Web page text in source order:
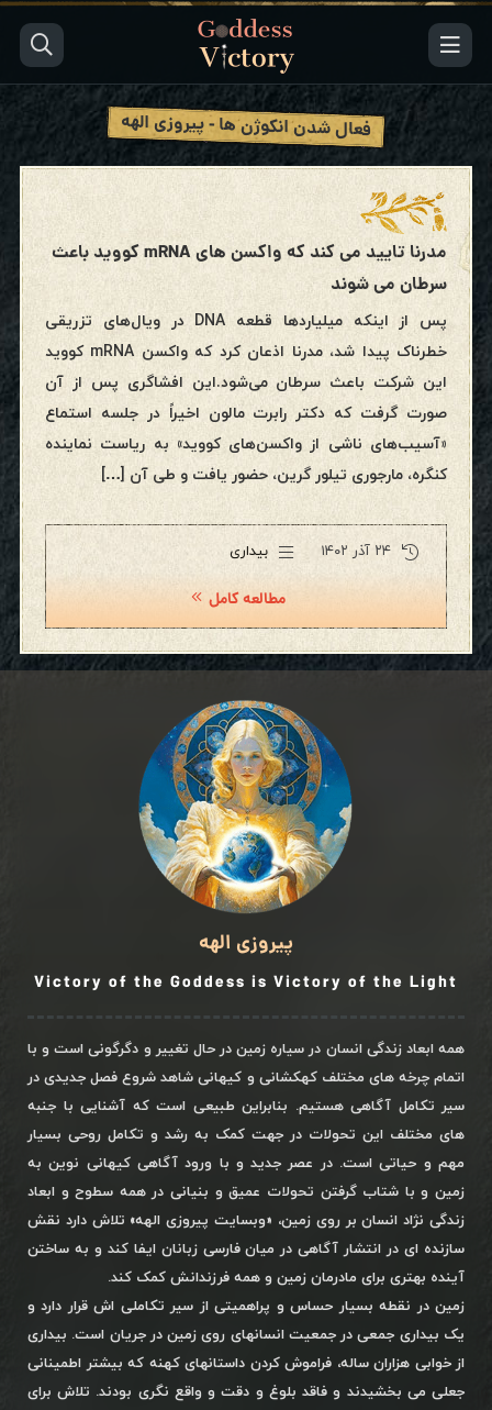
فعال شدن انکوژن ها - پیروزی الهه
مدرنا تایید می کند که واکسن های mRNA کووید باعث
سرطان می شوند
پس از اینکه میلیاردها قطعه DNA در ویال‌های تزریقی
خطرناک پیدا شد، مدرنا اذعان کرد که واکسن mRNA کووید
این شرکت باعث سرطان می‌شود.این افشاگری پس از آن
صورت گرفت که دکتر رابرت مالون اخیراً در جلسه استماع
«آسیب‌های ناشی از واکسن‌های کووید» به ریاست نماینده
کنگره، مارجوری تیلور گرین، حضور یافت و طی آن […]
۲۴ آذر ۱۴۰۲ بیداری
مطالعه کامل
پیروزی الهه
Victory of the Goddess is Victory of the Light
همه ابعاد زندگی انسان در سیاره زمین در حال تغییر و دگرگونی است و با
اتمام چرخه های مختلف کهکشانی و کیهانی شاهد شروع فصل جدیدی در
سیر تکامل آگاهی هستیم. بنابراین طبیعی است که آشنایی با جنبه
های مختلف این تحولات در جهت کمک به رشد و تکامل روحی بسیار
مهم و حیاتی است. در عصر جدید و با ورود آگاهی کیهانی نوین به
زمین و با شتاب گرفتن تحولات عمیق و بنیانی در همه سطوح و ابعاد
زندگی نژاد انسان بر روی زمین، «وبسایت پیروزی الهه» تلاش دارد نقش
سازنده ای در انتشار آگاهی در میان فارسی زبانان ایفا کند و به ساختن
آینده بهتری برای مادرمان زمین و همه فرزندانش کمک کند.
زمین در نقطه بسیار حساس و پراهمیتی از سیر تکاملی اش قرار دارد و
یک بیداری جمعی در جمعیت انسانهای روی زمین در جریان است. بیداری
از خوابی هزاران ساله، فراموش کردن داستانهای کهنه که بیشتر اطمینانی
جعلی می بخشیدند و فاقد بلوغ و دقت و واقع نگری بودند. تلاش برای